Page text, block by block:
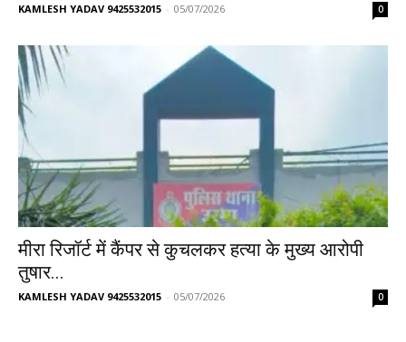
KAMLESH YADAV 9425532015 - 05/07/2026 0
मीरा रिजॉर्ट में कैंपर से कुचलकर हत्या के मुख्य आरोपी
तुषार...
KAMLESH YADAV 9425532015 - 05/07/2026 0